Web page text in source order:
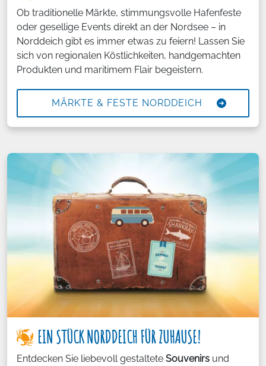
Ob traditionelle Märkte, stimmungsvolle Hafenfeste
oder gesellige Events direkt an der Nordsee – in
Norddeich gibt es immer etwas zu feiern! Lassen Sie
sich von regionalen Köstlichkeiten, handgemachten
Produkten und maritimem Flair begeistern.
MÄRKTE & FESTE NORDDEICH
EIN STÜCK NORDDEICH FÜR ZUHAUSE!
Entdecken Sie liebevoll gestaltete Souvenirs und